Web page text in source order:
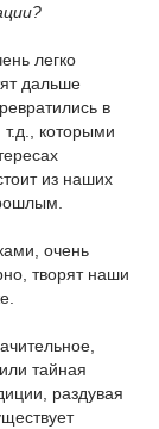
легко
дальше
в
которыми
из наших
очень
творят наши
тайная
раздувая